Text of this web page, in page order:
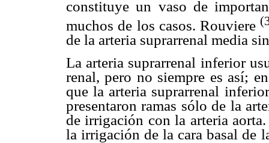
constituye un vaso de
muchos de los casos. Rouviere
de la arteria suprarrenal media
La arteria suprarrenal inferior
renal, pero no siempre es así;
que la arteria suprarrenal
presentaron ramas sólo de la
de irrigación con la arteria
la irrigación de la cara basal de